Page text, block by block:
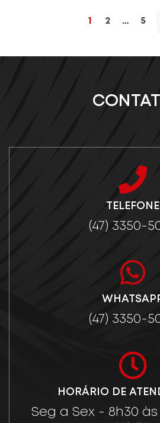
1 2 … 5
TELEFONE
(47) 3350-
(47) 3350-
HORÁRIO DE
Seg a Sex - 8h30 às